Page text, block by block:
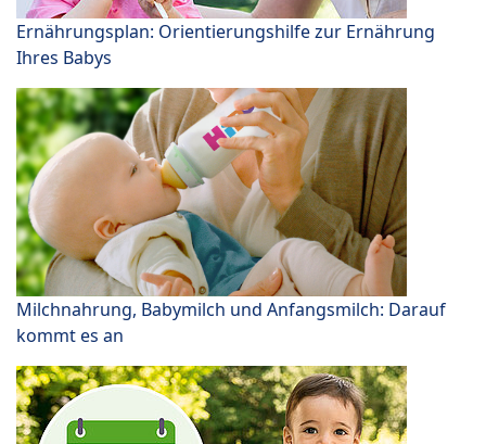
Ernährungsplan: Orientierungshilfe zur Ernährung
Ihres Babys
Milchnahrung, Babymilch und Anfangsmilch: Darauf
kommt es an